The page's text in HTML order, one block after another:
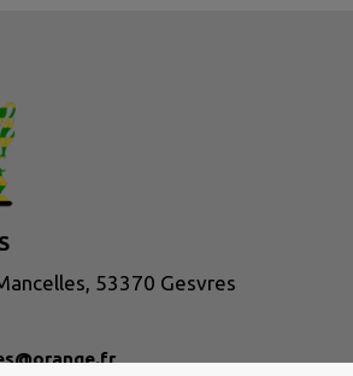
53370 Gesvres